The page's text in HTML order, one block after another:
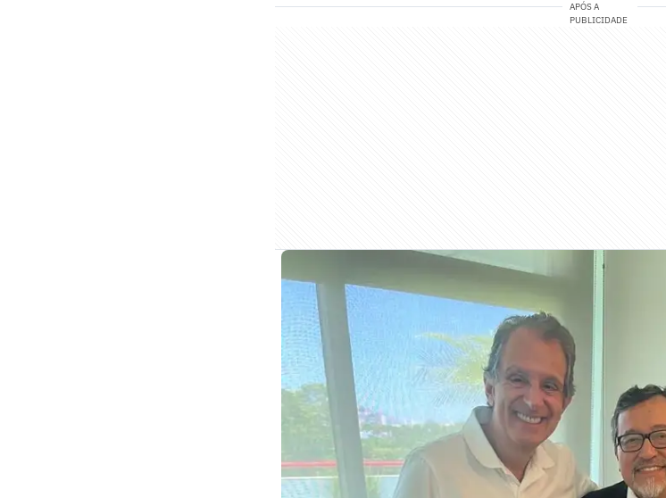
APÓS A
PUBLICIDADE